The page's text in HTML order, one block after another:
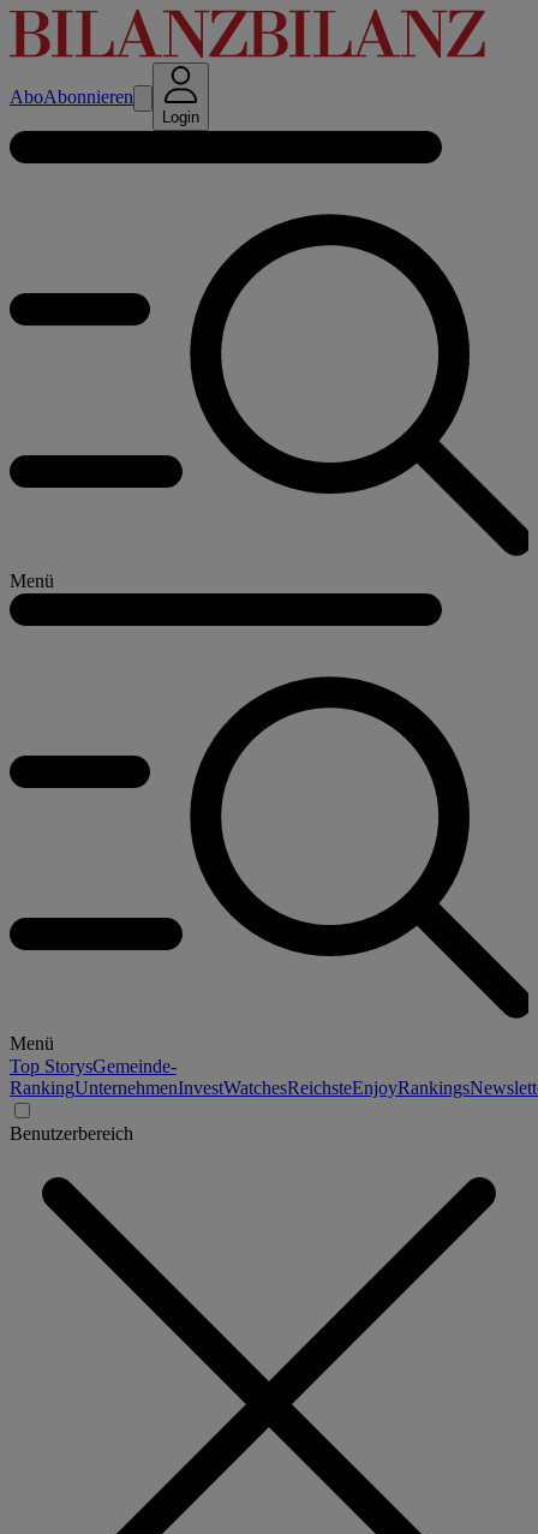
AboAbonnieren
Login
Menü
Menü
Top StorysGemeinde-
RankingUnternehmenInvestWatchesReichsteEnjoyRankings
Benutzerbereich